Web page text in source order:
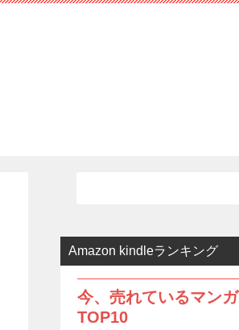
Amazon kindleランキング
今、売れているマンガ
TOP10